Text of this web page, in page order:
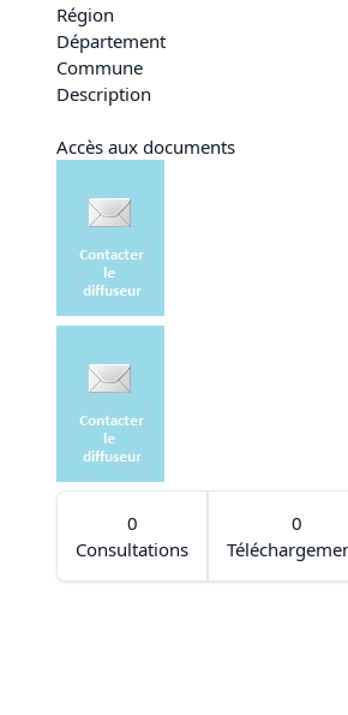
Région
Département
Commune
Description
Accès aux documents
0
Consultations
0